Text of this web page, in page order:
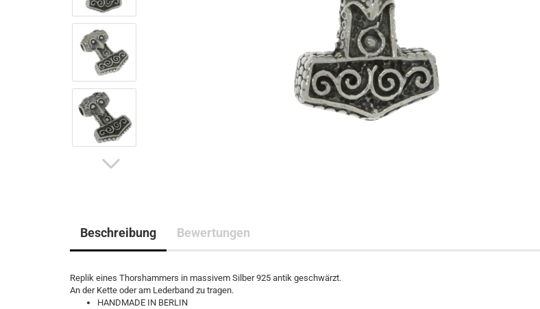
Beschreibung Bewertungen
Replik eines Thorshammers in massivem Silber 925 antik geschwärzt.
An der Kette oder am Lederband zu tragen.
HANDMADE IN BERLIN